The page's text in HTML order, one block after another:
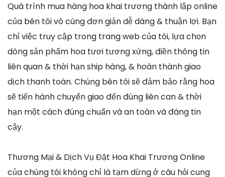
Quá trình mua hàng hoa khai trương thành lập online
của bên tôi vô cùng đơn giản dễ dàng & thuận lợi. Bạn
chỉ việc truy cập trong trang web của tôi, lựa chọn
dòng sản phẩm hoa tươi tương xứng, điền thông tin
liên quan & thời hạn ship hàng, & hoàn thành giao
dịch thanh toán. Chúng bên tôi sẽ đảm bảo rằng hoa
sẽ tiến hành chuyển giao đến đúng liên can & thời
hạn một cách đúng chuẩn và an toàn và đáng tin
cậy.
Thương Mại & Dịch Vụ Đặt Hoa Khai Trương Online
của chúng tôi không chỉ là tạm dừng ở câu hỏi cung